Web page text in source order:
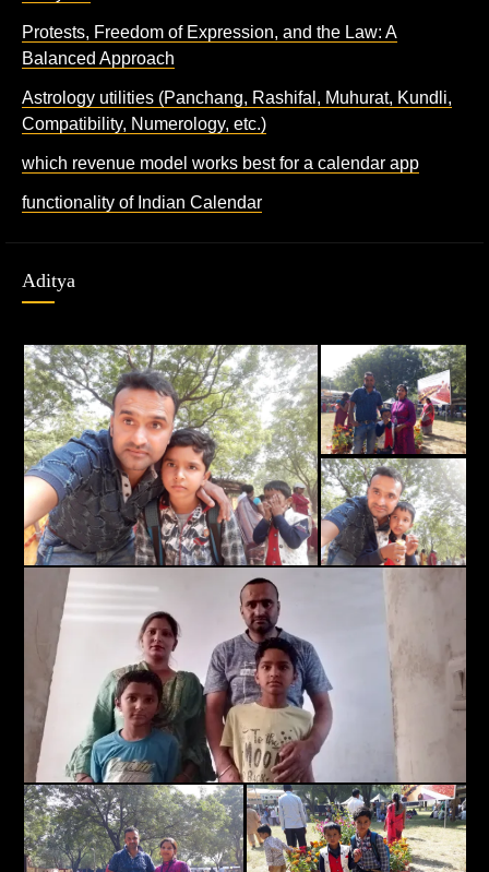
Protests, Freedom of Expression, and the Law: A
Balanced Approach
Astrology utilities (Panchang, Rashifal, Muhurat, Kundli,
Compatibility, Numerology, etc.)
which revenue model works best for a calendar app
functionality of Indian Calendar
Aditya